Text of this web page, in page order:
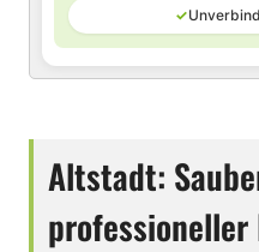
✓
Altstadt:
professioneller